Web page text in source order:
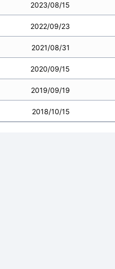
2023/08/15
2022/09/23
2021/08/31
2020/09/15
2019/09/19
2018/10/15